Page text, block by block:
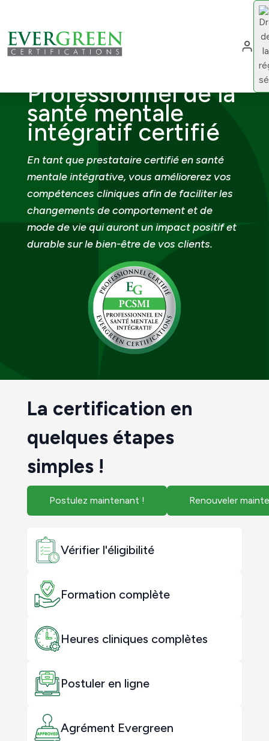
Professionnel de la
santé mentale
intégratif certifié
En tant que prestataire certifié en santé
mentale intégrative, vous améliorerez vos
compétences cliniques afin de faciliter les
changements de comportement et de
mode de vie qui auront un impact positif et
durable sur le bien-être de vos clients.
La certification en
quelques étapes
simples !
Postulez maintenant ! Renouveler
Vérifier l'éligibilité
Formation complète
Heures cliniques complètes
Postuler en ligne
Agrément Evergreen